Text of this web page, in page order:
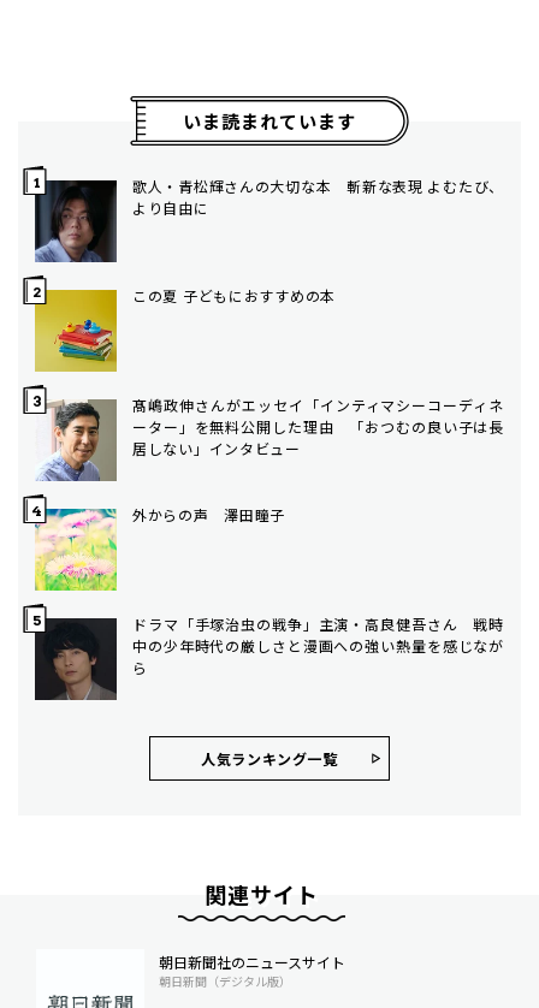
いま読まれています
歌人・青松輝さんの大切な本 斬新な表現 よむたび、
より自由に
この夏 子どもにおすすめの本
髙嶋政伸さんがエッセイ「インティマシーコーディネ
ーター」を無料公開した理由 「おつむの良い子は長
居しない」インタビュー
外からの声 澤田瞳子
ドラマ「手塚治虫の戦争」主演・高良健吾さん 戦時
中の少年時代の厳しさと漫画への強い熱量を感じなが
ら
人気ランキング⼀覧
関連サイト
朝日新聞社のニュースサイト
朝日新聞（デジタル版）